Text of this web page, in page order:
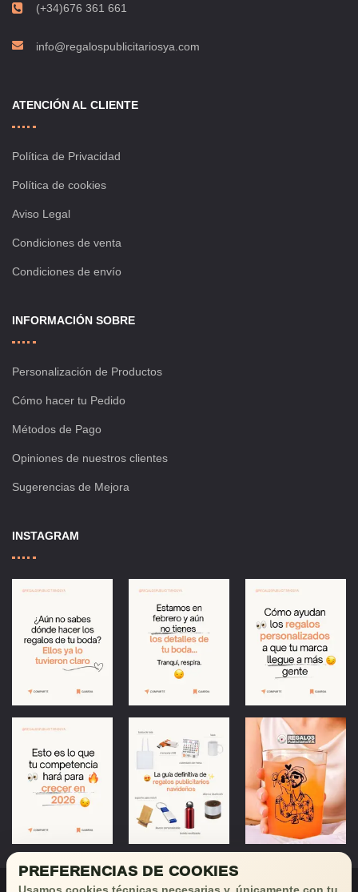
(+34)676 361 661
info@regalospublicitariosya.com
ATENCIÓN AL CLIENTE
Política de Privacidad
Política de cookies
Aviso Legal
Condiciones de venta
Condiciones de envío
INFORMACIÓN SOBRE
Personalización de Productos
Cómo hacer tu Pedido
Métodos de Pago
Opiniones de nuestros clientes
Sugerencias de Mejora
INSTAGRAM
PREFERENCIAS DE COOKIES